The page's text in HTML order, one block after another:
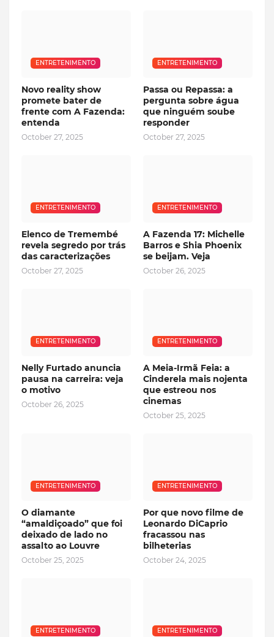
ENTRETENIMENTO
Novo reality show
promete bater de
frente com A Fazenda:
entenda
October 27, 2025
ENTRETENIMENTO
Passa ou Repassa: a
pergunta sobre água
que ninguém soube
responder
October 27, 2025
ENTRETENIMENTO
Elenco de Tremembé
revela segredo por trás
das caracterizações
October 27, 2025
ENTRETENIMENTO
A Fazenda 17: Michelle
Barros e Shia Phoenix
se beijam. Veja
October 26, 2025
ENTRETENIMENTO
Nelly Furtado anuncia
pausa na carreira: veja
o motivo
October 26, 2025
ENTRETENIMENTO
A Meia-Irmã Feia: a
Cinderela mais nojenta
que estreou nos
cinemas
October 25, 2025
ENTRETENIMENTO
O diamante
“amaldiçoado” que foi
deixado de lado no
assalto ao Louvre
October 25, 2025
ENTRETENIMENTO
Por que novo filme de
Leonardo DiCaprio
fracassou nas
bilheterias
October 24, 2025
ENTRETENIMENTO ENTRETENIMENTO